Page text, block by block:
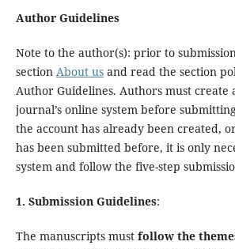
Author Guidelines
Note to the author(s): prior to
section About usand read the section
Author Guidelines. Authors must create
journal’s online system before
the account has already been created,
has been submitted before, it is only
system and follow the five-step
1. Submission Guidelines:
The manuscripts must follow the